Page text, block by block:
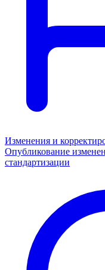
Изменения и
Опубликование
стандартизации